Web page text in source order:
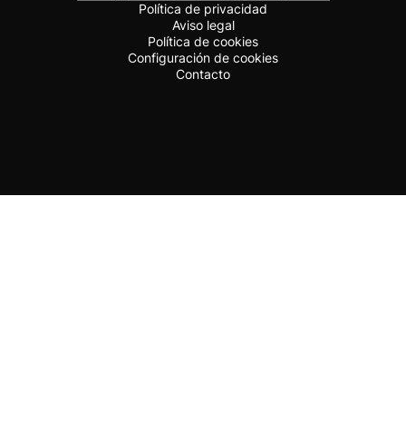
Política de privacidad
Aviso legal
Política de cookies
Configuración de cookies
Contacto